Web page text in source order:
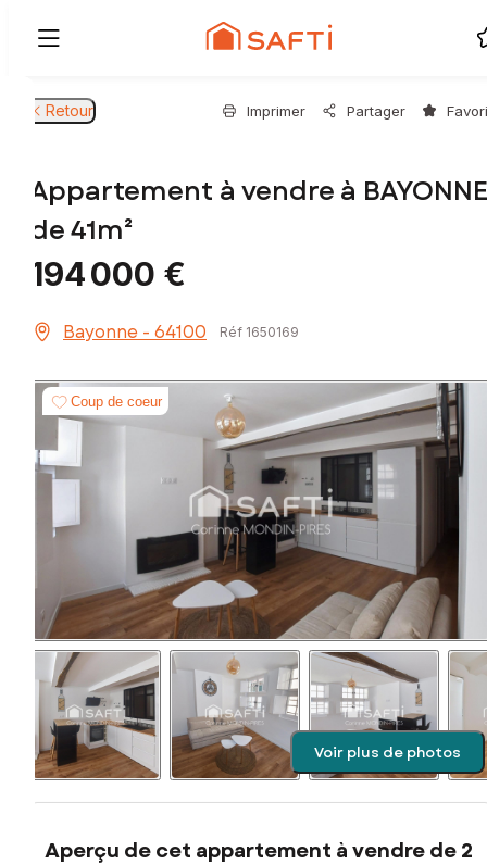
Retour Imprimer Partager
Appartement à vendre à BAYONNE
de 41m²
194 000 €
Bayonne - 64100 Réf 1650169
Coup de coeur
Voir plus de photos
Aperçu de cet appartement à vendre de 2